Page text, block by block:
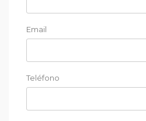
Email
Teléfono